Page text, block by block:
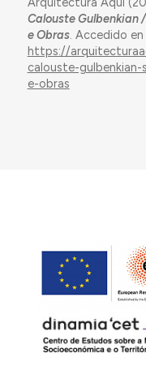
Calouste Gulbenkian
e Obras. Accedido
https://
calouste-
e-obras